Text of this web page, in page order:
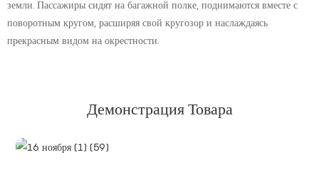
земли. Пассажиры сидят на багажной полке, поднимаются вместе с
поворотным кругом, расширяя свой кругозор и наслаждаясь
прекрасным видом на окрестности.
Демонстрация Товара